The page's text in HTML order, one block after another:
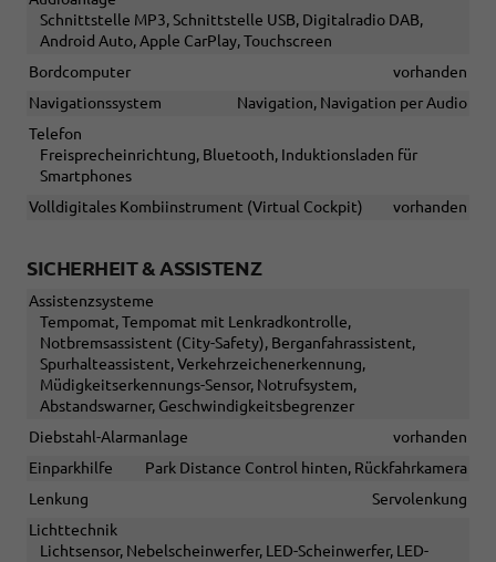
Schnittstelle MP3, Schnittstelle USB, Digitalradio DAB,
Android Auto, Apple CarPlay, Touchscreen
Bordcomputer
vorhanden
Navigationssystem
Navigation, Navigation per Audio
Telefon
Freisprecheinrichtung, Bluetooth, Induktionsladen für
Smartphones
Volldigitales Kombiinstrument (Virtual Cockpit)
vorhanden
SICHERHEIT & ASSISTENZ
Assistenzsysteme
Tempomat, Tempomat mit Lenkradkontrolle,
Notbremsassistent (City-Safety), Berganfahrassistent,
Spurhalteassistent, Verkehrzeichenerkennung,
Müdigkeitserkennungs-Sensor, Notrufsystem,
Abstandswarner, Geschwindigkeitsbegrenzer
Diebstahl-Alarmanlage
vorhanden
Einparkhilfe
Park Distance Control hinten, Rückfahrkamera
Lenkung
Servolenkung
Lichttechnik
Lichtsensor, Nebelscheinwerfer, LED-Scheinwerfer, LED-